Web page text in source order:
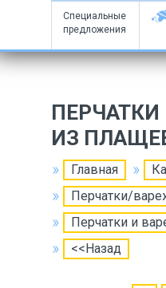
Специальные
предложения
ИЗ
Главная
Перчатки/
Перчатки и
<<Назад